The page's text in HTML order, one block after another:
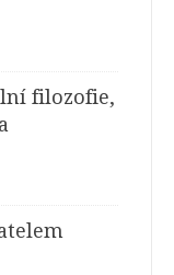
filozofie,